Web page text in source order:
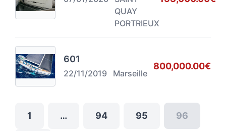
QUAY
PORTRIEUX
601
22/11/2019 Marseille
800,000.00€
1 … 94 95 96